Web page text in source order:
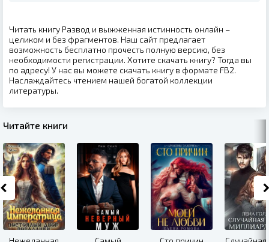
Читать книгу Развод и выжженная истинность онлайн –
целиком и без фрагментов. Наш сайт предлагает
возможность бесплатно прочесть полную версию, без
необходимости регистрации. Хотите скачать книгу? Тогда вы
по адресу! У нас вы можете скачать книгу в формате FB2.
Наслаждайтесь чтением нашей богатой коллекции
литературы.
Читайте книги